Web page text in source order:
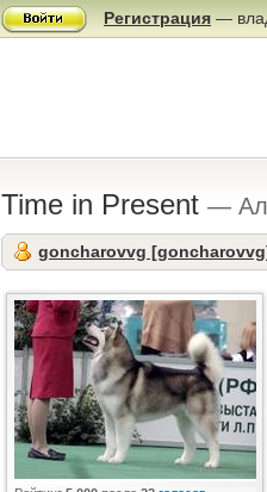
Регистрация —
Time in Present —
goncharovvg